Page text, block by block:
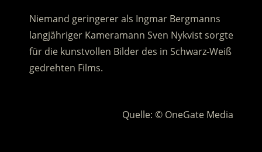
Niemand geringerer als Ingmar Bergmanns
langjähriger Kameramann Sven Nykvist sorgte
für die kunstvollen Bilder des in Schwarz-Weiß
gedrehten Films.
Quelle: © OneGate Media